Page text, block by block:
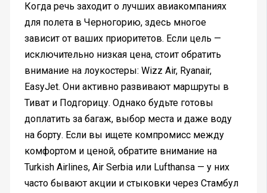
Когда речь заходит о лучших авиакомпаниях
для полета в Черногорию, здесь многое
зависит от ваших приоритетов. Если цель —
исключительно низкая цена, стоит обратить
внимание на лоукостеры: Wizz Air, Ryanair,
EasyJet. Они активно развивают маршруты в
Тиват и Подгорицу. Однако будьте готовы
доплатить за багаж, выбор места и даже воду
на борту. Если вы ищете компромисс между
комфортом и ценой, обратите внимание на
Turkish Airlines, Air Serbia или Lufthansa — у них
часто бывают акции и стыковки через Стамбул